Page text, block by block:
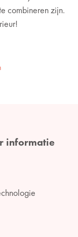
combineren zijn.
informatie